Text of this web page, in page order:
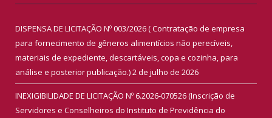
DISPENSA DE LICITAÇÃO Nº 003/2026 ( Contratação de empresa
para fornecimento de gêneros alimentícios não perecíveis,
materiais de expediente, descartáveis, copa e cozinha, para
análise e posterior publicação.)2 de julho de 2026
INEXIGIBILIDADE DE LICITAÇÃO Nº 6.2026-070526 (Inscrição de
Servidores e Conselheiros do Instituto de Previdência do